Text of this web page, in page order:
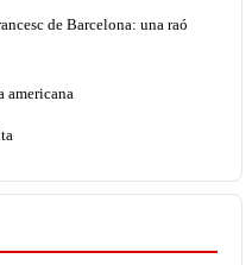
de Barcelona: una raó
americana